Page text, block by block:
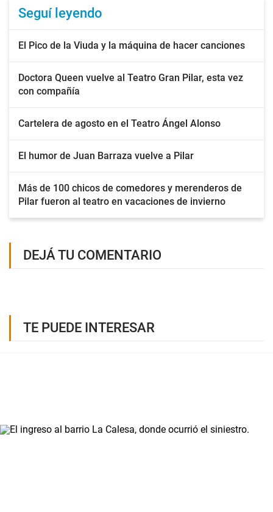
Seguí leyendo
El Pico de la Viuda y la máquina de hacer canciones
Doctora Queen vuelve al Teatro Gran Pilar, esta vez
con compañía
Cartelera de agosto en el Teatro Ángel Alonso
El humor de Juan Barraza vuelve a Pilar
Más de 100 chicos de comedores y merenderos de
Pilar fueron al teatro en vacaciones de invierno
DEJÁ TU COMENTARIO
TE PUEDE INTERESAR